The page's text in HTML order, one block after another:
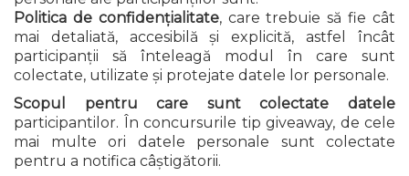
Politica de confidențialitate, care trebuie să fie cât
mai detaliată, accesibilă și explicită, astfel încât
participanții să înteleagă modul în care sunt
colectate, utilizate și protejate datele lor personale.
Scopul pentru care sunt colectate datele
participantilor. În concursurile tip giveaway, de cele
mai multe ori datele personale sunt colectate
pentru a notifica câștigătorii.